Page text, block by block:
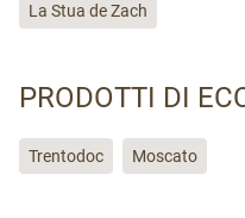
La Stua de Zach
PRODOTTI DI
Trentodoc Moscato